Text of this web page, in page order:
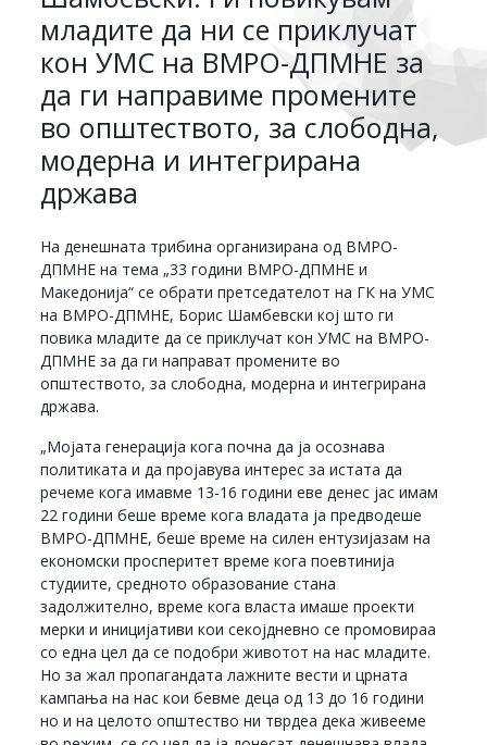
младите да ни се приклучат
кон УМС на ВМРО-ДПМНЕ за
да ги направиме промените
во општеството, за слободна,
модерна и интегрирана
држава
На денешната трибина организирана од ВМРО-
ДПМНЕ на тема „33 години ВМРО-ДПМНЕ и
Македонија“ се обрати претседателот на ГК на УМС
на ВМРО-ДПМНЕ, Борис Шамбевски кој што ги
повика младите да се приклучат кон УМС на ВМРО-
ДПМНЕ за да ги направат промените во
општеството, за слободна, модерна и интегрирана
држава.
„Мојата генерација кога почна да ја осознава
политиката и да пројавува интерес за истата да
речеме кога имавме 13-16 години еве денес јас имам
22 години беше време кога владата ја предводеше
ВМРО-ДПМНЕ, беше време на силен ентузијазам на
економски просперитет време кога поевтинија
студиите, средното образование стана
задолжително, време кога власта имаше проекти
мерки и иницијативи кои секојдневно се промовираа
со една цел да се подобри животот на нас младите.
Но за жал пропагандата лажните вести и црната
кампања на нас кои бевме деца од 13 до 16 години
но и на целото општество ни тврдеа дека живееме